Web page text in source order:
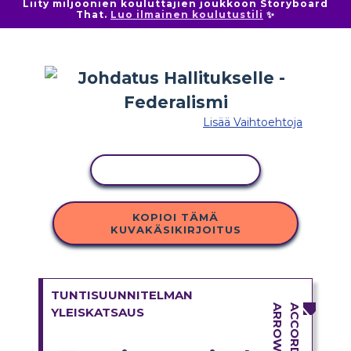
Liity miljoonien kouluttajien joukkoon Storyboard
That. Luo ilmainen koulutustili ✨
Lisää Vaihtoehtoja
KOPIOI TÄMÄ
KUVAKÄSIKIRJOITUS
TUNTISUUNNITELMAN
YLEISKATSAUS